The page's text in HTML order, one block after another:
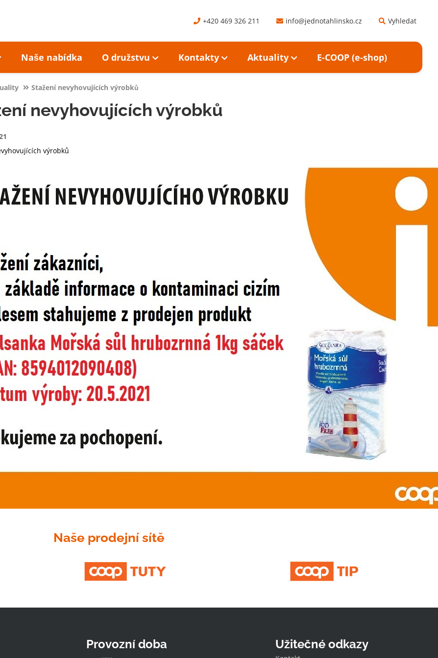
+420 469 326 211 info@jednotahlinsko.cz Vyhledat
Naše nabídka O družstvu Kontakty Aktuality E-COOP (e-shop)
Stažení nevyhovujících výrobků
nevyhovujících výrobků
výrobků
Naše prodejní sítě
Provozní doba Užitečné odkazy